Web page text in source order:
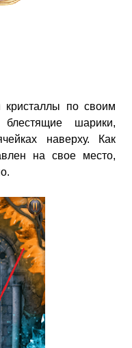
кристаллы по своим
шарики,
наверху. Как
на свое место,